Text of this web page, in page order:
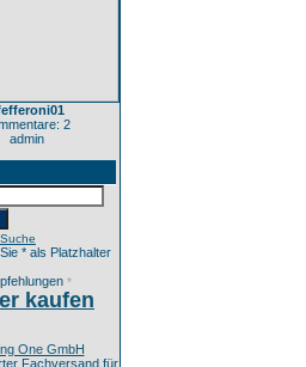
2
admin
* als Platzhalter
*
kaufen
One GmbH
Fachversand für